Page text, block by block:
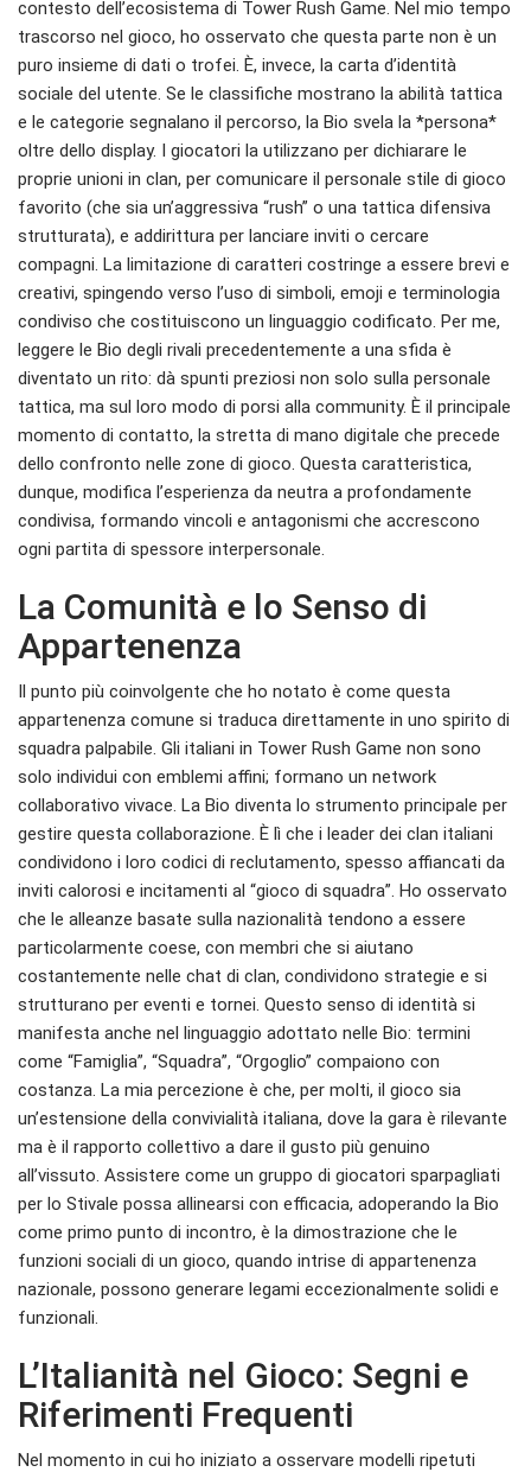
contesto dell’ecosistema di Tower Rush Game. Nel mio tempo
trascorso nel gioco, ho osservato che questa parte non è un
puro insieme di dati o trofei. È, invece, la carta d’identità
sociale del utente. Se le classifiche mostrano la abilità tattica
e le categorie segnalano il percorso, la Bio svela la *persona*
oltre dello display. I giocatori la utilizzano per dichiarare le
proprie unioni in clan, per comunicare il personale stile di gioco
favorito (che sia un’aggressiva “rush” o una tattica difensiva
strutturata), e addirittura per lanciare inviti o cercare
compagni. La limitazione di caratteri costringe a essere brevi e
creativi, spingendo verso l’uso di simboli, emoji e terminologia
condiviso che costituiscono un linguaggio codificato. Per me,
leggere le Bio degli rivali precedentemente a una sfida è
diventato un rito: dà spunti preziosi non solo sulla personale
tattica, ma sul loro modo di porsi alla community. È il principale
momento di contatto, la stretta di mano digitale che precede
dello confronto nelle zone di gioco. Questa caratteristica,
dunque, modifica l’esperienza da neutra a profondamente
condivisa, formando vincoli e antagonismi che accrescono
ogni partita di spessore interpersonale.
La Comunità e lo Senso di
Appartenenza
Il punto più coinvolgente che ho notato è come questa
appartenenza comune si traduca direttamente in uno spirito di
squadra palpabile. Gli italiani in Tower Rush Game non sono
solo individui con emblemi affini; formano un network
collaborativo vivace. La Bio diventa lo strumento principale per
gestire questa collaborazione. È lì che i leader dei clan italiani
condividono i loro codici di reclutamento, spesso affiancati da
inviti calorosi e incitamenti al “gioco di squadra”. Ho osservato
che le alleanze basate sulla nazionalità tendono a essere
particolarmente coese, con membri che si aiutano
costantemente nelle chat di clan, condividono strategie e si
strutturano per eventi e tornei. Questo senso di identità si
manifesta anche nel linguaggio adottato nelle Bio: termini
come “Famiglia”, “Squadra”, “Orgoglio” compaiono con
costanza. La mia percezione è che, per molti, il gioco sia
un’estensione della convivialità italiana, dove la gara è rilevante
ma è il rapporto collettivo a dare il gusto più genuino
all’vissuto. Assistere come un gruppo di giocatori sparpagliati
per lo Stivale possa allinearsi con efficacia, adoperando la Bio
come primo punto di incontro, è la dimostrazione che le
funzioni sociali di un gioco, quando intrise di appartenenza
nazionale, possono generare legami eccezionalmente solidi e
funzionali.
L’Italianità nel Gioco: Segni e
Riferimenti Frequenti
Nel momento in cui ho iniziato a osservare modelli ripetuti